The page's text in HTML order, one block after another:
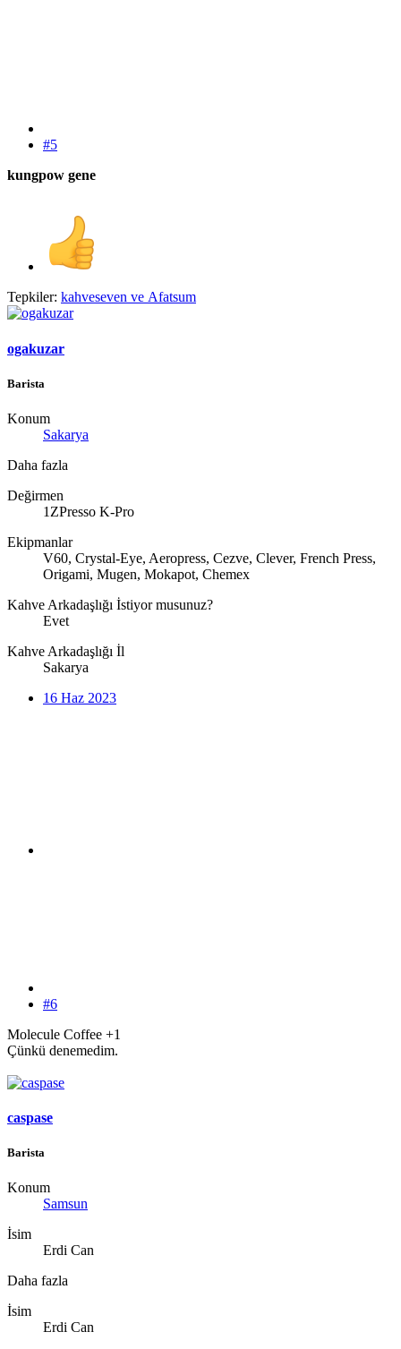
#5
kungpow gene
Tepkiler: kahveseven ve Afatsum
ogakuzar
Barista
Konum
Sakarya
Daha fazla
Değirmen
1ZPresso K-Pro
Ekipmanlar
V60, Crystal-Eye, Aeropress, Cezve, Clever, French Press,
Origami, Mugen, Mokapot, Chemex
Kahve Arkadaşlığı İstiyor musunuz?
Evet
Kahve Arkadaşlığı İl
Sakarya
16 Haz 2023
#6
Molecule Coffee +1
Çünkü denemedim.
caspase
Barista
Konum
Samsun
İsim
Erdi Can
Daha fazla
İsim
Erdi Can